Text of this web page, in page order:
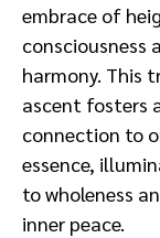
embrace of
consciousness
harmony. This
ascent fosters
connection to
essence,
to wholeness
inner peace.